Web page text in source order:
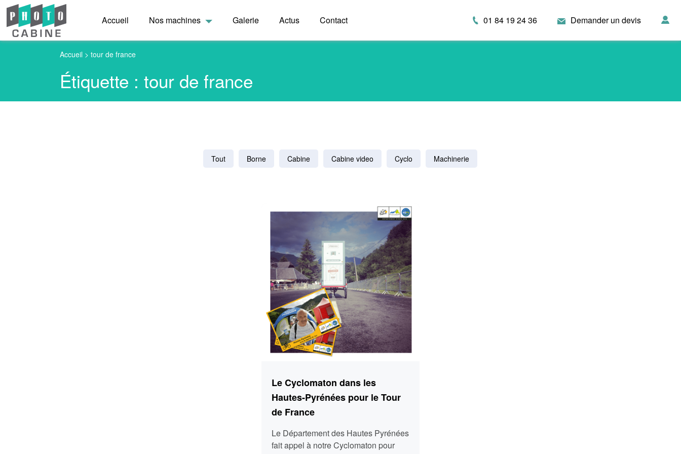
Accueil Nos machines Galerie Actus Contact 01 84 19 24 36 Demander un devis
Accueil> tour de france
Étiquette : tour de france
Tout Borne Cabine Cabine video Cyclo Machinerie
Le Cyclomaton dans les
Hautes-Pyrénées pour le Tour
de France
Le Département des Hautes Pyrénées
fait appel à notre Cyclomaton pour